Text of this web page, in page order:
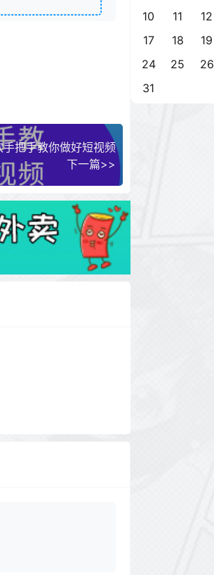
手把手教你做好短视频
下一篇>>
10
11 12
17
18 19
24
25 26
31